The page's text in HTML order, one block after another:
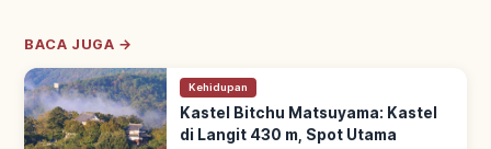
BACA JUGA →
Kehidupan
Kastel Bitchu Matsuyama: Kastel
di Langit 430 m, Spot Utama